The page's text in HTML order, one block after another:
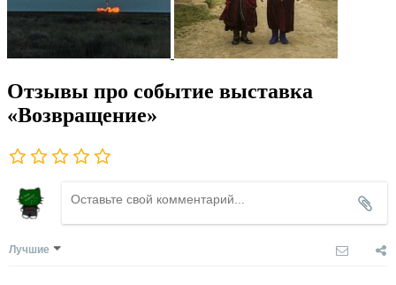
Отзывы про событие выставка
«Возвращение»
Лучшие